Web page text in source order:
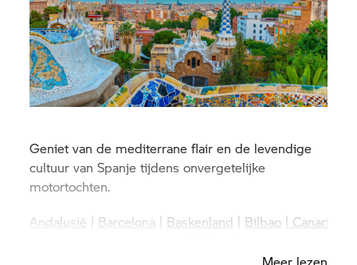
Geniet van de mediterrane flair en de levendige
cultuur van Spanje tijdens onvergetelijke
motortochten.
Andalusië | Barcelona | Baskenland | Bilbao | Canarische
Meer lezen